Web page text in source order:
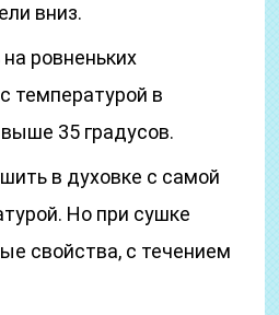
вниз.
ровненьких
температурой в
35 градусов.
в духовке с самой
Но при сушке
свойства, с течением